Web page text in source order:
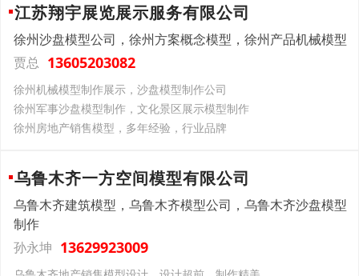
江苏翔宇展览展示服务有限公司
徐州沙盘模型公司，徐州方案概念模型，徐州产品机械模型
贾总 13605203082
徐州机械模型制作展示，沙盘模型制作公司
徐州军事沙盘模型制作，文化景区展示模型制作
徐州房地产销售模型，多年经验，行业品牌
乌鲁木齐一方空间模型有限公司
乌鲁木齐建筑模型，乌鲁木齐模型公司，乌鲁木齐沙盘模型
制作
孙永坤 13629923009